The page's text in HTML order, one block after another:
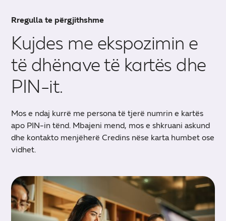
Rregulla te përgjithshme
Kujdes me ekspozimin e
të dhënave të kartës dhe
PIN-it.
Mos e ndaj kurrë me persona të tjerë numrin e kartës
apo PIN-in tënd. Mbajeni mend, mos e shkruani askund
dhe kontakto menjëherë Credins nëse karta humbet ose
vidhet.